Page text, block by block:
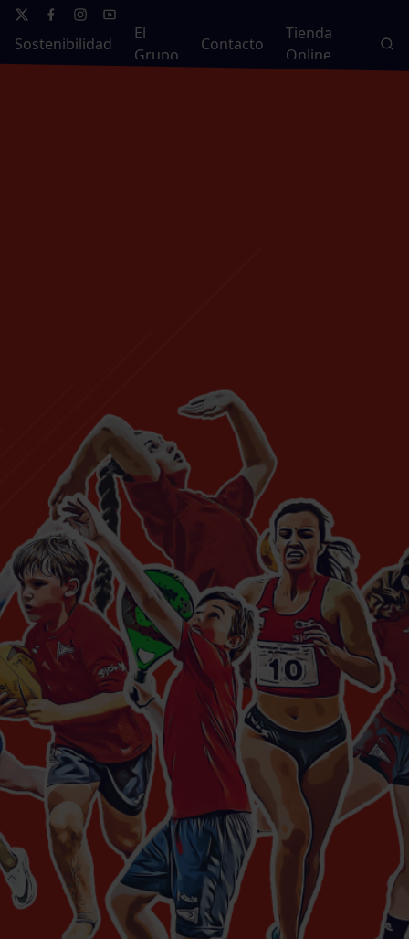
Sostenibilidad
El
Grupo
Contacto
Tienda
Online